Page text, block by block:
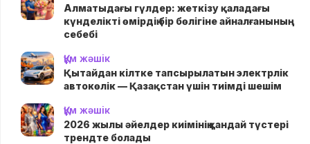
Алматыдағы гүлдер: жеткізу қаладағы
күнделікті өмірдің бір бөлігіне айналғанының
себебі
Құм жәшік
Қытайдан кілтке тапсырылатын электрлік
автокөлік — Қазақстан үшін тиімді шешім
Құм жәшік
2026 жылы әйелдер киімінің қандай түстері
трендте болады